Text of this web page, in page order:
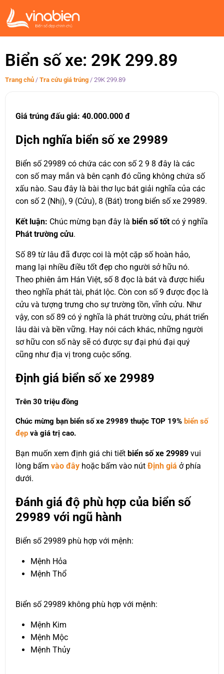
Biển số xe: 29K 299.89
Trang chủ / Tra cứu giá trúng / 29K 299.89
Giá trúng đấu giá: 40.000.000 đ
Dịch nghĩa biển số xe 29989
Biển số 29989 có chứa các con số 2 9 8 đây là các
con số may mắn và bên cạnh đó cũng không chứa số
xấu nào. Sau đây là bài thơ lục bát giải nghĩa của các
con số 2 (Nhị), 9 (Cửu), 8 (Bát) trong biển số xe 29989.
Kết luận: Chúc mừng bạn đây là biển số tốt có ý nghĩa
Phát trường cửu.
Số 89 từ lâu đã được coi là một cặp số hoàn hảo,
mang lại nhiều điều tốt đẹp cho người sở hữu nó.
Theo phiên âm Hán Việt, số 8 đọc là bát và được hiểu
theo nghĩa phát tài, phát lộc. Còn con số 9 được đọc là
cửu và tượng trưng cho sự trường tồn, vĩnh cửu. Như
vậy, con số 89 có ý nghĩa là phát trường cửu, phát triển
lâu dài và bền vững. Hay nói cách khác, những người
sơ hữu con số này sẽ có được sự đại phú đại quý
cũng như địa vị trong cuộc sống.
Định giá biển số xe 29989
Trên 30 triệu đồng
Chúc mừng bạn biển số xe 29989 thuộc TOP 19% biển số
đẹp và giá trị cao.
Bạn muốn xem định giá chi tiết biển số xe 29989 vui
lòng bấm vào đây hoặc bấm vào nút Định giá ở phía
dưới.
Đánh giá độ phù hợp của biển số
29989 với ngũ hành
Biển số 29989 phù hợp với mệnh:
Mệnh Hỏa
Mệnh Thổ
Biển số 29989 không phù hợp với mệnh:
Mệnh Kim
Mệnh Mộc
Mệnh Thủy